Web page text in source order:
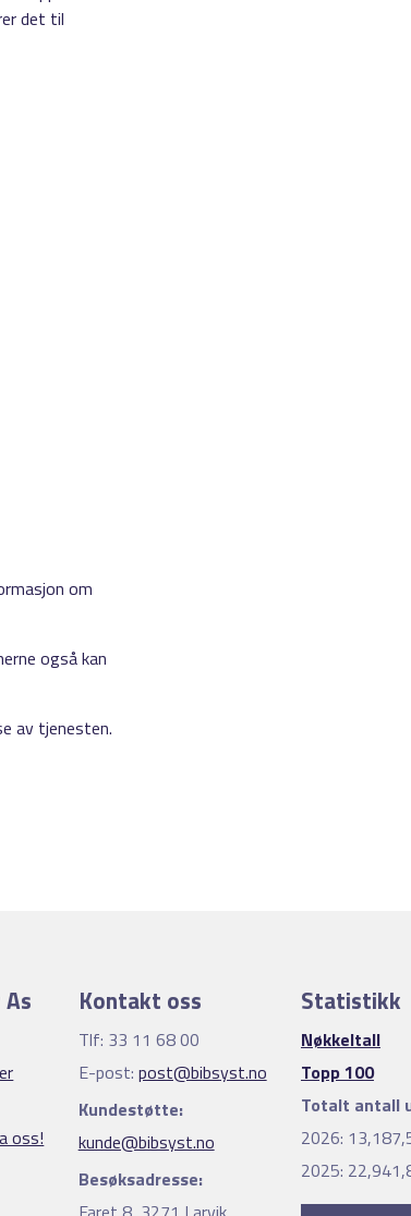
det til
om
også kan
av tjenesten.
oss!
Kontakt oss
Tlf: 33 11 68 00
E-post: post@bibsyst.no
Kundestøtte:
kunde@bibsyst.no
Besøksadresse:
Statistikk
Nøkkeltall
Topp 100
Totalt antall
2026:
2025: